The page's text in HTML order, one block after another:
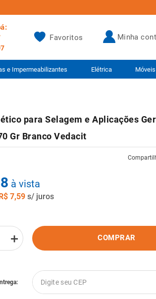
Favoritos minha
e Impermeabilizantes Elétrica Móveis
para Selagem e Aplicações
Gr Branco Vedacit
à vista
7,59 s/ juros
＋ COMPRAR